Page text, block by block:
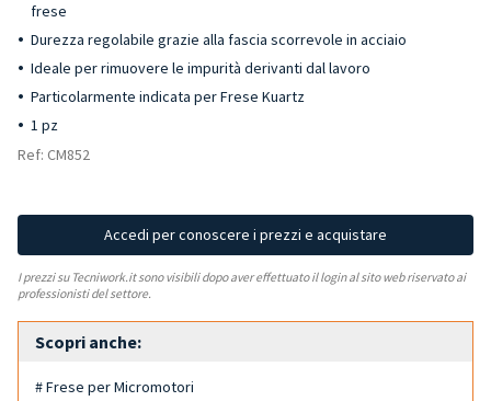
frese
Durezza regolabile grazie alla fascia scorrevole in acciaio
Ideale per rimuovere le impurità derivanti dal lavoro
Particolarmente indicata per Frese Kuartz
1 pz
Ref: CM852
Accedi per conoscere i prezzi e acquistare
I prezzi su Tecniwork.it sono visibili dopo aver effettuato il login al sito web riservato ai
professionisti del settore.
Scopri anche:
# Frese per Micromotori